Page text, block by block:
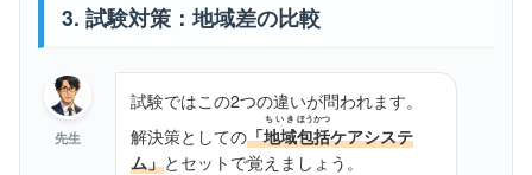
3. 試験対策：地域差の比較
先生
試験ではこの2つの違いが問われます。
解決策としての「地域
ちいき
包括
ほうかつ
ケアシステ
ム」とセットで覚えましょう。